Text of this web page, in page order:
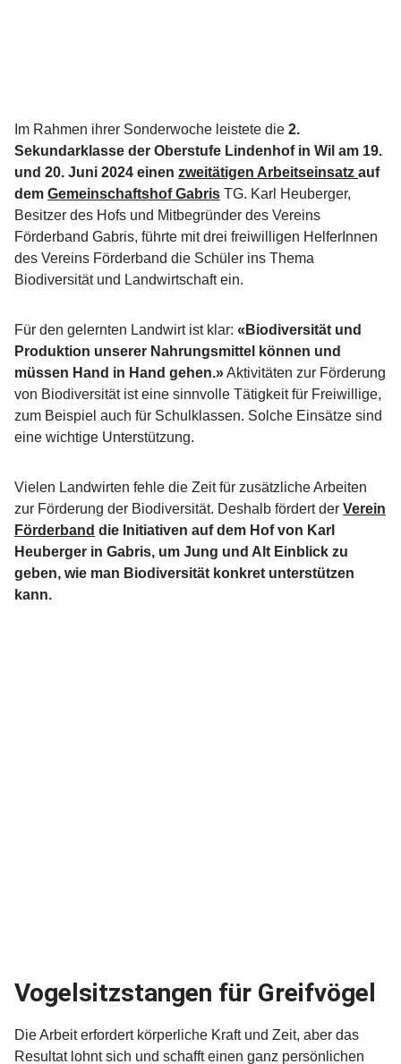
Im Rahmen ihrer Sonderwoche leistete die 2.
Sekundarklasse der Oberstufe Lindenhof in Wil am 19.
und 20. Juni 2024 einen zweitätigen Arbeitseinsatz auf
dem Gemeinschaftshof Gabris TG. Karl Heuberger,
Besitzer des Hofs und Mitbegründer des Vereins
Förderband Gabris, führte mit drei freiwilligen HelferInnen
des Vereins Förderband die Schüler ins Thema
Biodiversität und Landwirtschaft ein.
Für den gelernten Landwirt ist klar: «Biodiversität und
Produktion unserer Nahrungsmittel können und
müssen Hand in Hand gehen.»Aktivitäten zur Förderung
von Biodiversität ist eine sinnvolle Tätigkeit für Freiwillige,
zum Beispiel auch für Schulklassen. Solche Einsätze sind
eine wichtige Unterstützung.
Vielen Landwirten fehle die Zeit für zusätzliche Arbeiten
zur Förderung der Biodiversität. Deshalb fördert der Verein
Förderband die Initiativen auf dem Hof von Karl
Heuberger in Gabris, um Jung und Alt Einblick zu
geben, wie man Biodiversität konkret unterstützen
kann.
Vogelsitzstangen für Greifvögel
Die Arbeit erfordert körperliche Kraft und Zeit, aber das
Resultat lohnt sich und schafft einen ganz persönlichen